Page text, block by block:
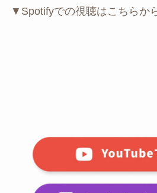
▼Spotifyでの視聴はこちらか